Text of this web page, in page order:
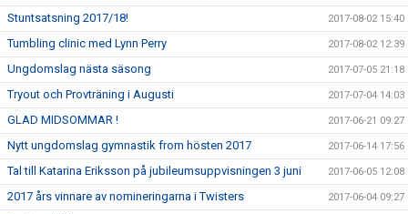
Stuntsatsning 2017/18! 2017-08-02 15:40
Tumbling clinic med Lynn Perry 2017-08-02 12:39
Ungdomslag nästa säsong 2017-07-05 21:18
Tryout och Provträning i Augusti 2017-07-04 14:03
GLAD MIDSOMMAR ! 2017-06-21 09:27
Nytt ungdomslag gymnastik from hösten 2017 2017-06-14 17:56
Tal till Katarina Eriksson på jubileumsuppvisningen 3 juni 2017-06-05 12:08
2017 års vinnare av nomineringarna i Twisters 2017-06-04 09:27